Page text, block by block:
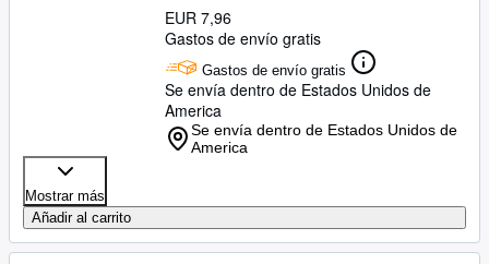
EUR 7,96
Gastos de envío gratis
Gastos de envío gratis
Se envía dentro de Estados Unidos de
America
Se envía dentro de Estados Unidos de
America
Mostrar más
Añadir al carrito